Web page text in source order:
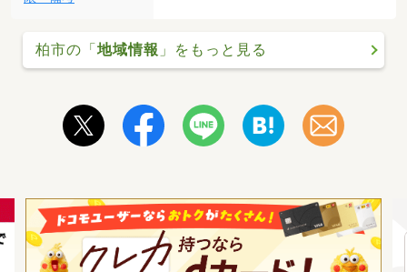
柏市の「地域情報 」をもっと見る